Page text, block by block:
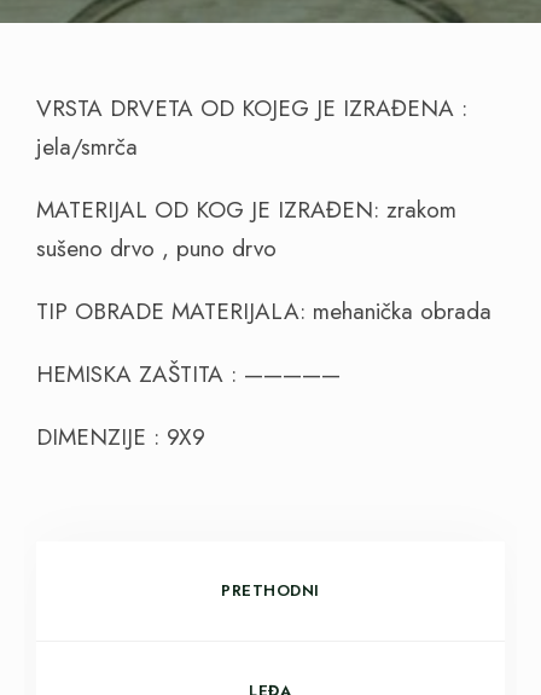
VRSTA DRVETA OD KOJEG JE IZRAĐENA :
jela/smrča
MATERIJAL OD KOG JE IZRAĐEN: zrakom
sušeno drvo , puno drvo
TIP OBRADE MATERIJALA: mehanička obrada
HEMISKA ZAŠTITA : —————
DIMENZIJE : 9X9
PRETHODNI